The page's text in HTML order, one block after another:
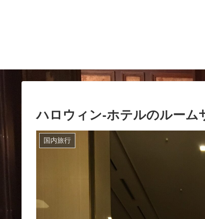
ハロウィン-ホテルのルーム
国内旅行